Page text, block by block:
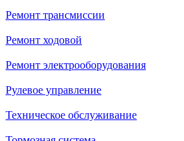
Ремонт трансмиссии
Ремонт ходовой
Ремонт электрооборудования
Рулевое управление
Техническое обслуживание